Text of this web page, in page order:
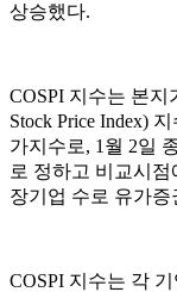
상승했다.
COSPI 지수는 본지
Stock Price Index)
가지수로, 1월 2일
로 정하고 비교시점
장기업 수로 유가증
COSPI 지수는 각